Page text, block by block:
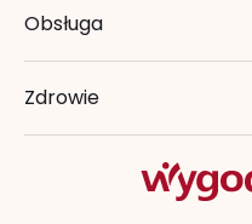
Obsługa
Zdrowie